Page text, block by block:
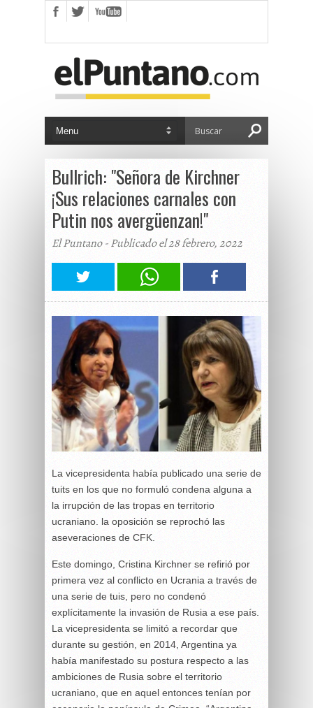
Bullrich: "Señora de Kirchner
¡Sus relaciones carnales con
Putin nos avergüenzan!"
El Puntano - Publicado el 28 febrero, 2022
La vicepresidenta había publicado una serie de
tuits en los que no formuló condena alguna a
la irrupción de las tropas en territorio
ucraniano. la oposición se reprochó las
aseveraciones de CFK.
Este domingo, Cristina Kirchner se refirió por
primera vez al conflicto en Ucrania a través de
una serie de tuis, pero no condenó
explícitamente la invasión de Rusia a ese país.
La vicepresidenta se limitó a recordar que
durante su gestión, en 2014, Argentina ya
había manifestado su postura respecto a las
ambiciones de Rusia sobre el territorio
ucraniano, que en aquel entonces tenían por